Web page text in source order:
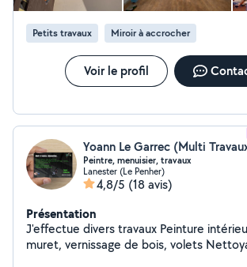
Petits travaux Miroir à accrocher
Voir le profil
Yoann Le Garrec (Multi
Peintre, menuisier, travaux
Lanester (Le Penher)
4,8/5 (18 avis)
Présentation
J'effectue divers travaux Peinture
muret, vernissage de bois, volets